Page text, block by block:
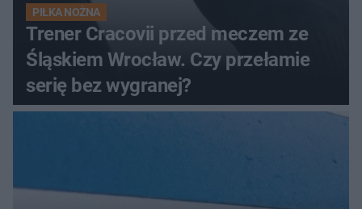
PIŁKA NOŻNA
Trener Cracovii przed meczem ze
Śląskiem Wrocław. Czy przełamie
serię bez wygranej?